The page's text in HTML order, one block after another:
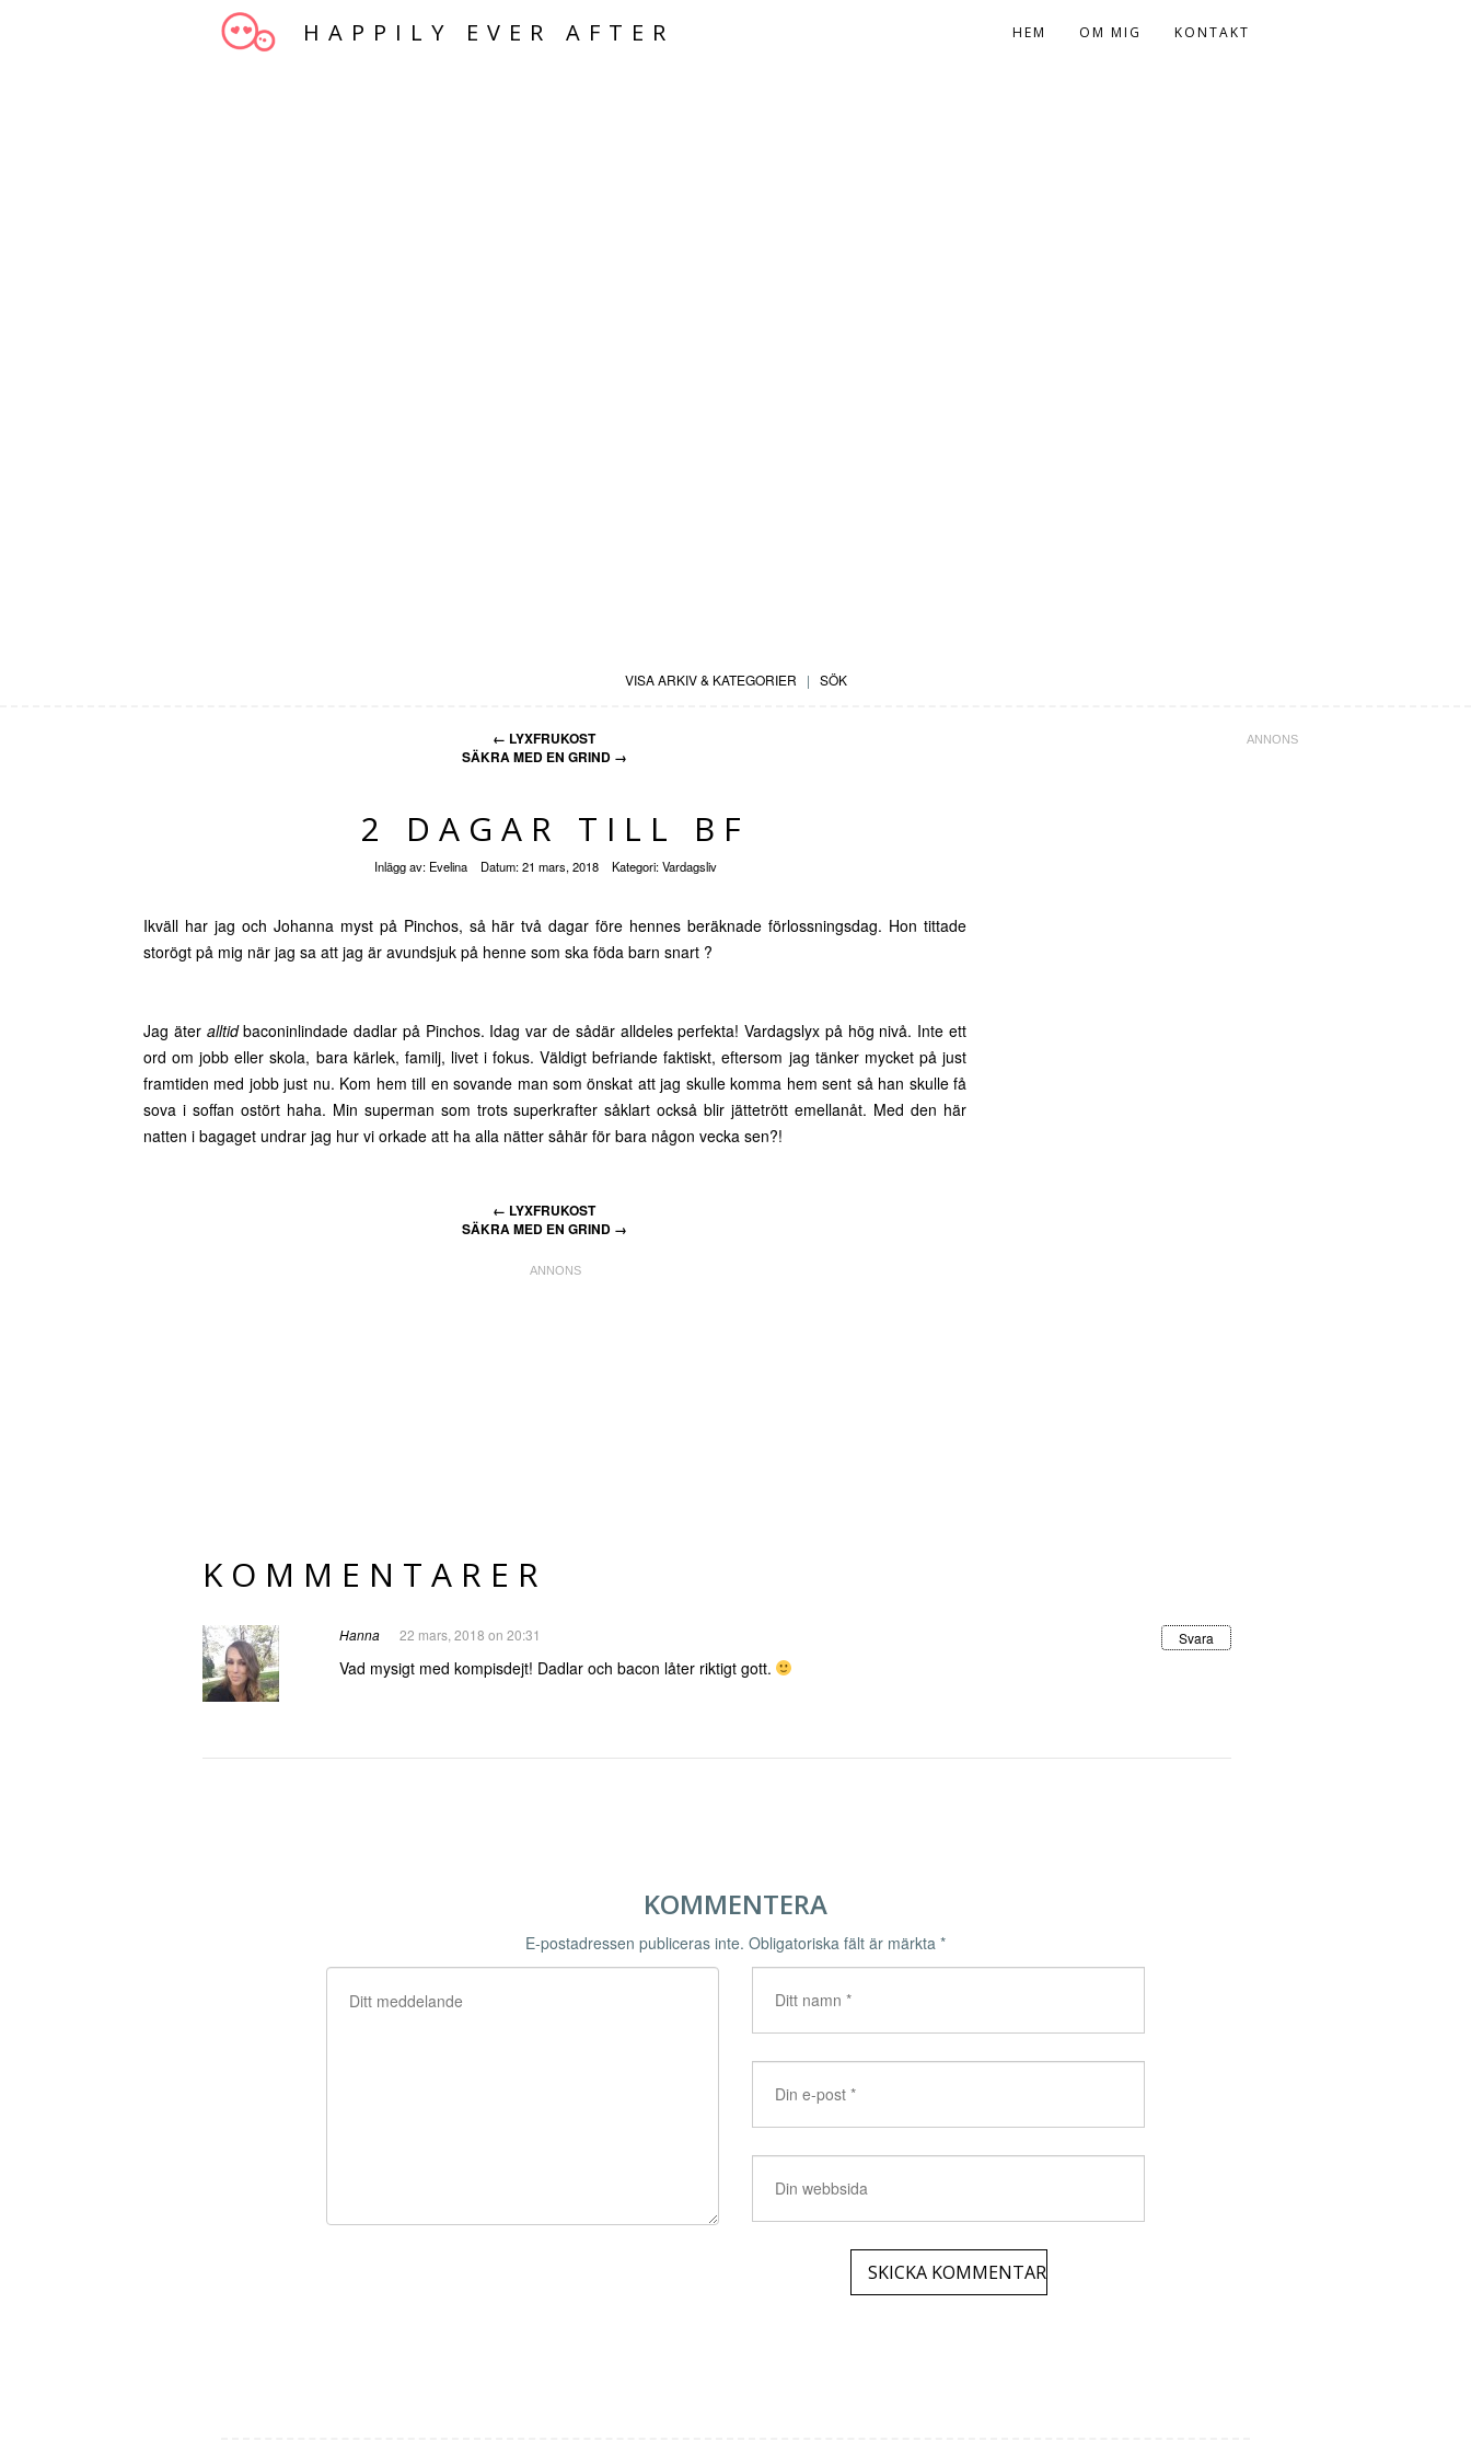
HAPPILY EVER AFTER HEM OM MIG KONTAKT
VISA ARKIV & KATEGORIER | SÖK
← LYXFRUKOST
SÄKRA MED EN GRIND →
2 DAGAR TILL BF
Inlägg av: Evelina Datum:21 mars, 2018 Kategori:Vardagsliv
Ikväll har jag och Johanna myst på Pinchos, så här två dagar före hennes beräknade förlossningsdag. Hon tittade
storögt på mig när jag sa att jag är avundsjuk på henne som ska föda barn snart ?
Jag äter alltidbaconinlindade dadlar på Pinchos. Idag var de sådär alldeles perfekta! Vardagslyx på hög nivå. Inte ett
ord om jobb eller skola, bara kärlek, familj, livet i fokus. Väldigt befriande faktiskt, eftersom jag tänker mycket på just
framtiden med jobb just nu. Kom hem till en sovande man som önskat att jag skulle komma hem sent så han skulle få
sova i soffan ostört haha. Min superman som trots superkrafter såklart också blir jättetrött emellanåt. Med den här
natten i bagaget undrar jag hur vi orkade att ha alla nätter såhär för bara någon vecka sen?!
← LYXFRUKOST
SÄKRA MED EN GRIND →
KOMMENTARER
Hanna 22 mars, 2018 on 20:31 Svara
Vad mysigt med kompisdejt! Dadlar och bacon låter riktigt gott.
KOMMENTERA
E-postadressen publiceras inte. Obligatoriska fält är märkta *